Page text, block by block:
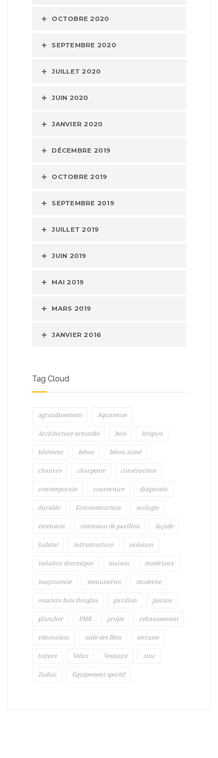
OCTOBRE 2020
SEPTEMBRE 2020
JUILLET 2020
JUIN 2020
JANVIER 2020
DÉCEMBRE 2019
OCTOBRE 2019
SEPTEMBRE 2019
JUILLET 2019
JUIN 2019
MAI 2019
MARS 2019
JANVIER 2016
Tag Cloud
agrandissement Aquasense
Architecture arrondie bois briques
bâtiment béton béton armé
chanvre charpente construction
contemporain couverture diagnostic
durable Ecoconstruction ecologie
extension extension de pavillon façade
habitat infrastructure isolation
isolation thermique maison matériaux
maçonnerie menuiseries moderne
ossature bois Douglas pavillon piscine
plancher PMR projet rehaussement
rénovation salle des fêtes terrasse
toiture Velux Vestiaire zinc
Zodiac Équipement sportif